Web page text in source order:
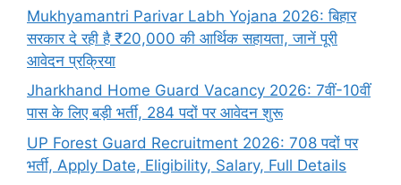
Mukhyamantri Parivar Labh Yojana 2026: बिहार
सरकार दे रही है ₹20,000 की आर्थिक सहायता, जानें पूरी
आवेदन प्रक्रिया
Jharkhand Home Guard Vacancy 2026: 7वीं-10वीं
पास के लिए बड़ी भर्ती, 284 पदों पर आवेदन शुरू
UP Forest Guard Recruitment 2026: 708 पदों पर
भर्ती, Apply Date, Eligibility, Salary, Full Details